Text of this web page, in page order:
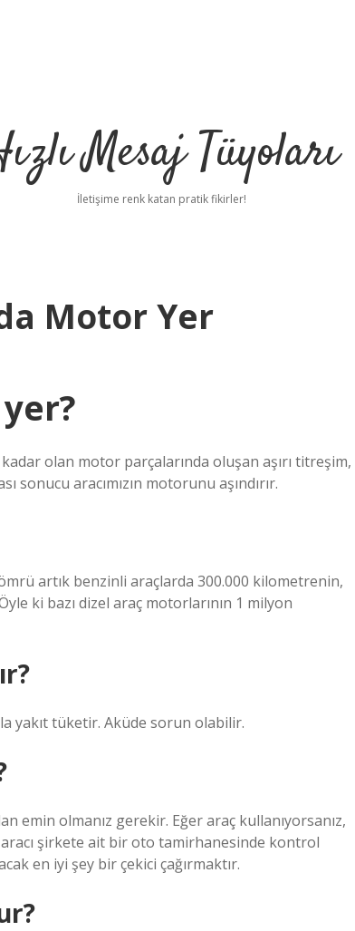
Mesaj Tüyoları
İletişime renk katan pratik fikirler!
Motor Yer
olan motor parçalarında oluşan aşırı titreşim,
sonucu aracımızın motorunu aşındırır.
artık benzinli araçlarda 300.000 kilometrenin,
ki bazı dizel araç motorlarının 1 milyon
yakıt tüketir. Aküde sorun olabilir.
emin olmanız gerekir. Eğer araç kullanıyorsanız,
şirkete ait bir oto tamirhanesinde kontrol
en iyi şey bir çekici çağırmaktır.